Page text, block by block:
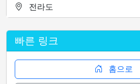
전라도
빠른 링크
홈으로